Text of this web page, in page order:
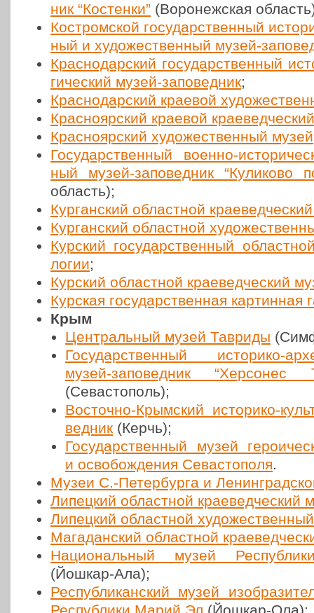
ник “Костен­ки” (Воро­неж­ская
Костром­ской госу­дар­ствен­ный
ный и худо­же­ствен­ный музей-
Крас­но­дар­ский госу­дар­ствен­ный
ги­че­ский музей-запо­вед­ник;
Крас­но­дар­ский краевой
Крас­но­яр­ский краевой
Крас­но­яр­ский худо­же­ствен­ный музей
Госу­дар­ствен­ный военно-
ный музей-запо­вед­ник “Кули­ко­во
область);
Кур­ган­ский област­ной
Кур­ган­ский област­ной
Курский госу­дар­ствен­ный
ло­гии;
Курский област­ной кра­е­вед­че­ский
Курская госу­дар­ствен­ная кар­тин­ная
Крым
Цен­траль­ный музей Тавриды
Госу­дар­ствен­ный исто­ри­ко-
музей-запо­вед­ник “Хер­со­нес
(Сева­сто­поль);
Восточ­но-Крым­ский исто­ри­ко-
вед­ник (Керчь);
Госу­дар­ствен­ный музей
и осво­бож­де­ния Сева­сто­по­ля.
Музеи С.-Петербурга и
Липец­кий област­ной кра­е­вед­че­ский
Липец­кий област­ной
Мага­дан­ский област­ной
Наци­о­наль­ный музей
(Йошкар-Ала);
Рес­пуб­ли­кан­ский музей